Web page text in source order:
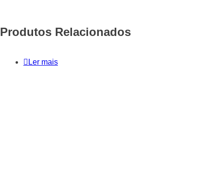
Produtos Relacionados
Ler mais